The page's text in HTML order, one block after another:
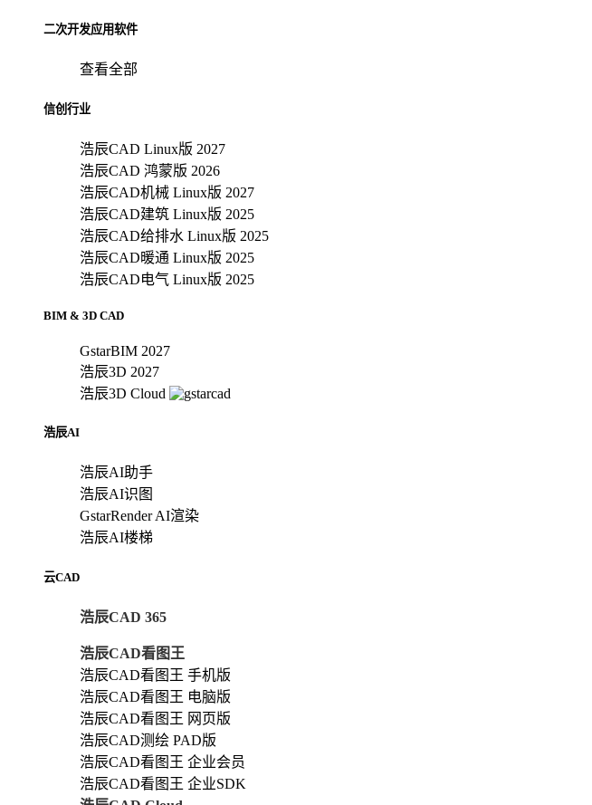
二次开发应用软件
查看全部
信创行业
浩辰CAD Linux版 2027
浩辰CAD 鸿蒙版 2026
浩辰CAD机械 Linux版 2027
浩辰CAD建筑 Linux版 2025
浩辰CAD给排水 Linux版 2025
浩辰CAD暖通 Linux版 2025
浩辰CAD电气 Linux版 2025
BIM & 3D CAD
GstarBIM 2027
浩辰3D 2027
浩辰3D Cloud
浩辰AI
浩辰AI助手
浩辰AI识图
GstarRender AI渲染
浩辰AI楼梯
云CAD
浩辰CAD 365
浩辰CAD看图王
浩辰CAD看图王 手机版
浩辰CAD看图王 电脑版
浩辰CAD看图王 网页版
浩辰CAD测绘 PAD版
浩辰CAD看图王 企业会员
浩辰CAD看图王 企业SDK